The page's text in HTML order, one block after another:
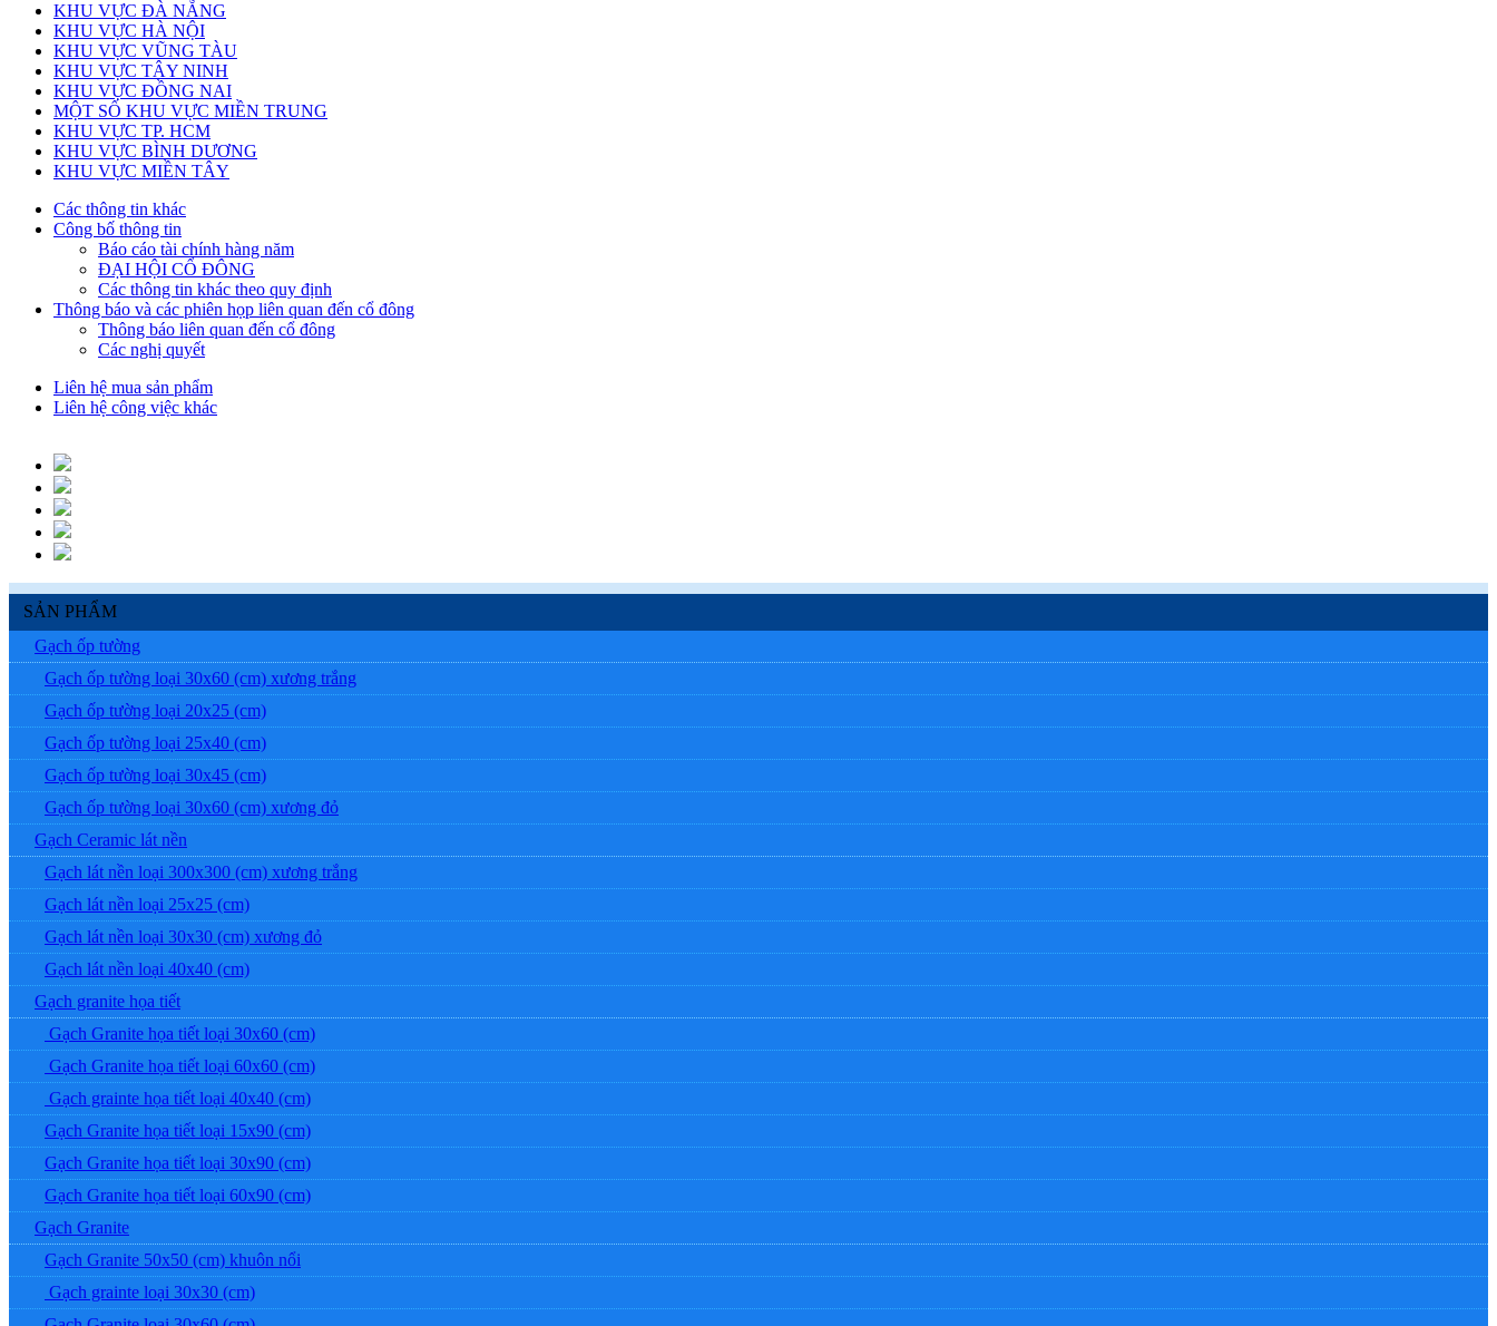
KHU VỰC ĐÀ NẴNG
KHU VỰC HÀ NỘI
KHU VỰC VŨNG TÀU
KHU VỰC TÂY NINH
KHU VỰC ĐỒNG NAI
MỘT SỐ KHU VỰC MIỀN TRUNG
KHU VỰC TP. HCM
KHU VỰC BÌNH DƯƠNG
KHU VỰC MIỀN TÂY
Các thông tin khác
Công bố thông tin
Báo cáo tài chính hàng năm
ĐẠI HỘI CỔ ĐÔNG
Các thông tin khác theo quy định
Thông báo và các phiên họp liên quan đến cổ đông
Thông báo liên quan đến cổ đông
Các nghị quyết
Liên hệ mua sản phẩm
Liên hệ công việc khác
SẢN PHẨM
Gạch ốp tường
Gạch ốp tường loại 30x60 (cm) xương trắng
Gạch ốp tường loại 20x25 (cm)
Gạch ốp tường loại 25x40 (cm)
Gạch ốp tường loại 30x45 (cm)
Gạch ốp tường loại 30x60 (cm) xương đỏ
Gạch Ceramic lát nền
Gạch lát nền loại 300x300 (cm) xương trắng
Gạch lát nền loại 25x25 (cm)
Gạch lát nền loại 30x30 (cm) xương đỏ
Gạch lát nền loại 40x40 (cm)
Gạch granite họa tiết
Gạch Granite họa tiết loại 30x60 (cm)
Gạch Granite họa tiết loại 60x60 (cm)
Gạch grainte họa tiết loại 40x40 (cm)
Gạch Granite họa tiết loại 15x90 (cm)
Gạch Granite họa tiết loại 30x90 (cm)
Gạch Granite họa tiết loại 60x90 (cm)
Gạch Granite
Gạch Granite 50x50 (cm) khuôn nổi
Gạch grainte loại 30x30 (cm)